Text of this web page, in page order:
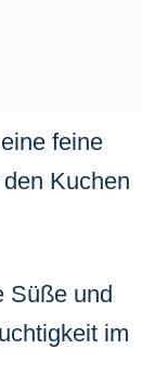
feine
Kuchen
Süße und
im